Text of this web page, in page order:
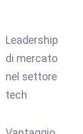
Leadership
di mercato
nel settore
tech